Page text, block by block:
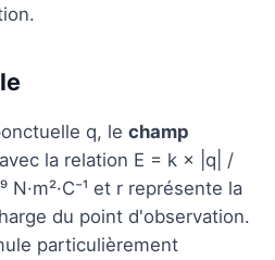
q, le champ
la relation E = k × |q| /
et r représente la
du point d'observation.
particulièrement